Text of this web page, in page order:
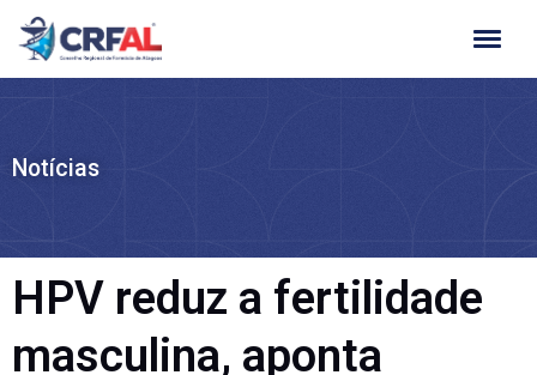
Ir
para
Notícias
HPV reduz a fertilidade
masculina, aponta